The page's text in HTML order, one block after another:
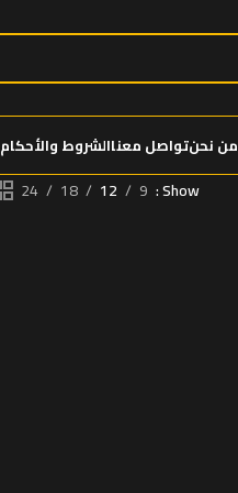
من نحنتواصل معناالشروط والأحكام
Show
9
12
18
24